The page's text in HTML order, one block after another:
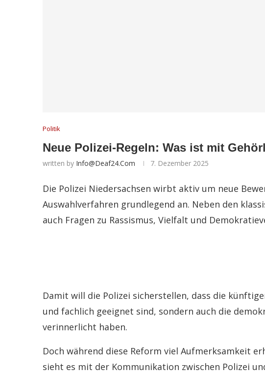
Politik
Neue Polizei-Regeln: Was ist mit
written by Info@deaf24.com 7. Dezember 2025
Die Polizei Niedersachsen wirbt aktiv um neue
Auswahlverfahren grundlegend an. Neben den
auch Fragen zu Rassismus, Vielfalt und
Damit will die Polizei sicherstellen, dass die
und fachlich geeignet sind, sondern auch die
verinnerlicht haben.
Doch während diese Reform viel Aufmerksamkeit
sieht es mit der Kommunikation zwischen Polizei